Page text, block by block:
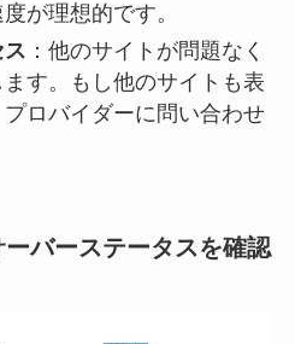
が理想的です。
：他のサイトが問題なく
す。もし他のサイトも表
ロバイダーに問い合わせ
バーステータスを確認